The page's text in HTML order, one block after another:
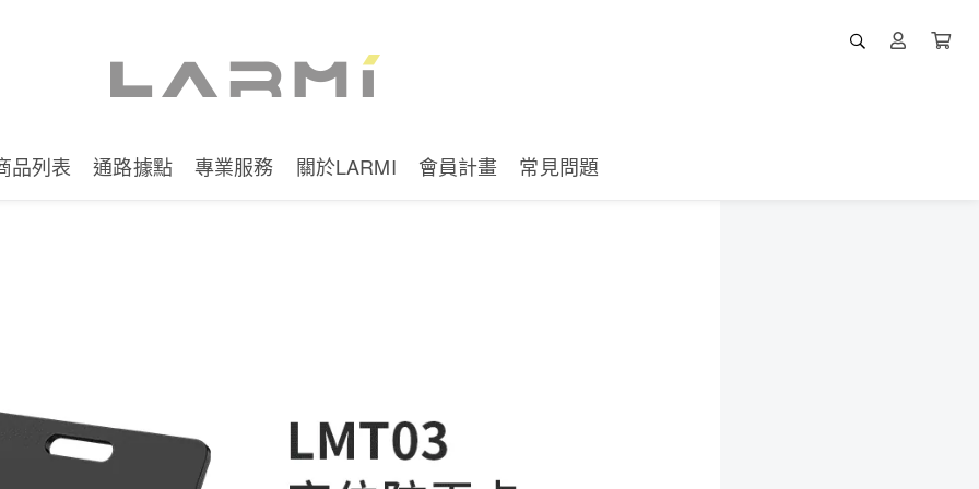
品列表 通路據點 專業服務 關於LARMI 會員計畫 常見問題